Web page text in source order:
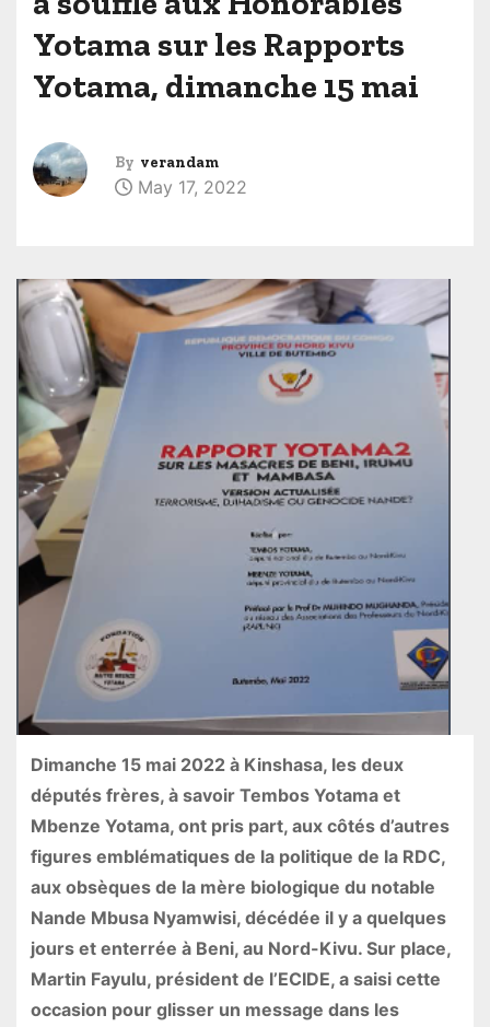
Yotama sur les Rapports
Yotama, dimanche 15 mai
By verandam
May 17, 2022
Dimanche 15 mai 2022 à Kinshasa, les deux
députés frères, à savoir Tembos Yotama et
Mbenze Yotama, ont pris part, aux côtés d’autres
figures emblématiques de la politique de la RDC,
aux obsèques de la mère biologique du notable
Nande Mbusa Nyamwisi, décédée il y a quelques
jours et enterrée à Beni, au Nord-Kivu. Sur place,
Martin Fayulu, président de l’ECIDE, a saisi cette
occasion pour glisser un message dans les